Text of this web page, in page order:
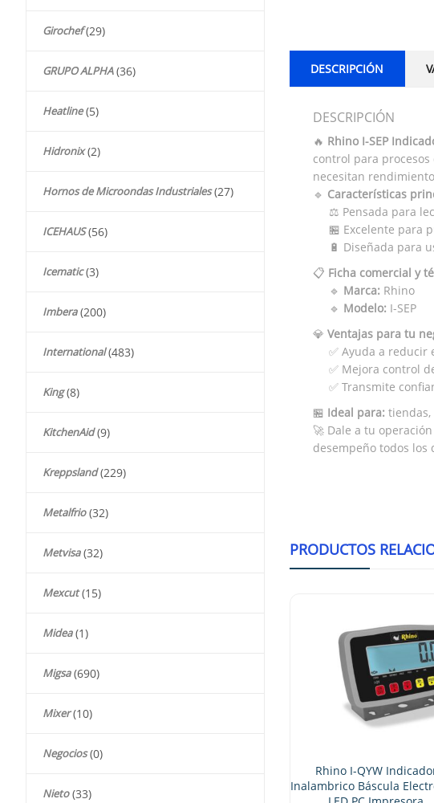
Girochef (29)
GRUPO ALPHA (36)
Heatline (5)
Hidronix (2)
Hornos de Microondas Industriales (27)
ICEHAUS (56)
Icematic (3)
Imbera (200)
International (483)
King (8)
KitchenAid (9)
Kreppsland (229)
Metalfrio (32)
Metvisa (32)
Mexcut (15)
Midea (1)
Migsa (690)
Mixer (10)
Negocios (0)
Nieto (33)
DESCRIPCIÓN
DESCRIPCIÓN
🔥 Rhino I-SEP
control para
necesitan
🔹 Características
⚖️ Pensada para
🏪 Excelente para
🔋 Diseñada para
📋 Ficha comercial y
🔹 Marca: Rhino
🔹 Modelo: I-SEP
💎 Ventajas para tu
✅ Ayuda a reducir
✅ Mejora control
✅ Transmite
🏪 Ideal para: tiendas,
🚀 Dale a tu
desempeño todos los
PRODUCTOS
I-PEP Indicador Báscula
Memorias
Inalambrico Báscula Electronica
Rhino I-